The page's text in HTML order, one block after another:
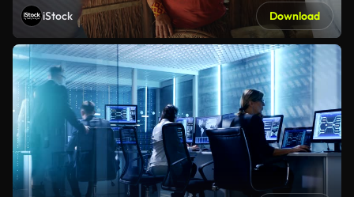
iStock Download